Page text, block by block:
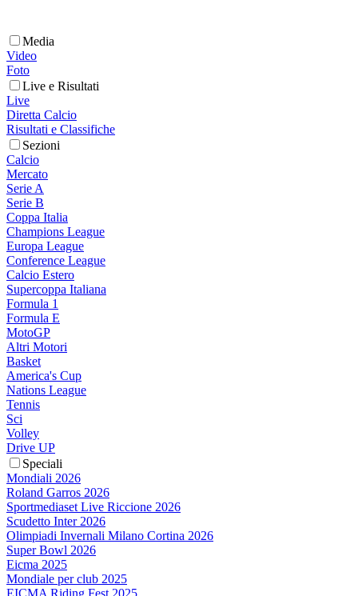
Media
Video
Foto
Live e Risultati
Live
Diretta Calcio
Risultati e Classifiche
Sezioni
Calcio
Mercato
Serie A
Serie B
Coppa Italia
Champions League
Europa League
Conference League
Calcio Estero
Supercoppa Italiana
Formula 1
Formula E
MotoGP
Altri Motori
Basket
America's Cup
Nations League
Tennis
Sci
Volley
Drive UP
Speciali
Mondiali 2026
Roland Garros 2026
Sportmediaset Live Riccione 2026
Scudetto Inter 2026
Olimpiadi Invernali Milano Cortina 2026
Super Bowl 2026
Eicma 2025
Mondiale per club 2025